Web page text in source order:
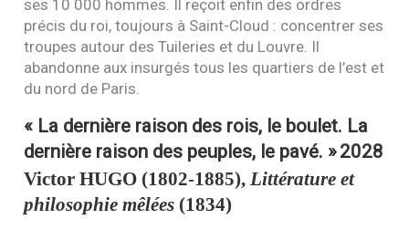
ses 10 000 hommes. Il reçoit enfin des ordres
précis du roi, toujours à Saint-Cloud : concentrer ses
troupes autour des Tuileries et du Louvre. Il
abandonne aux insurgés tous les quartiers de l’est et
du nord de Paris.
« La dernière raison des rois, le boulet. La
dernière raison des peuples, le pavé. »2028
VictorHUGO (1802-1885), Littérature et
philosophie mêlées (1834)